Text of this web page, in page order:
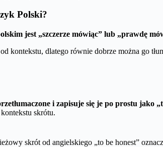
Polski?
jest „szczerze mówiąc” lub „prawdę
kontekstu, dlatego równie dobrze można go
i zapisuje się je po prostu jako
skrótu.
skrót od angielskiego „to be honest”